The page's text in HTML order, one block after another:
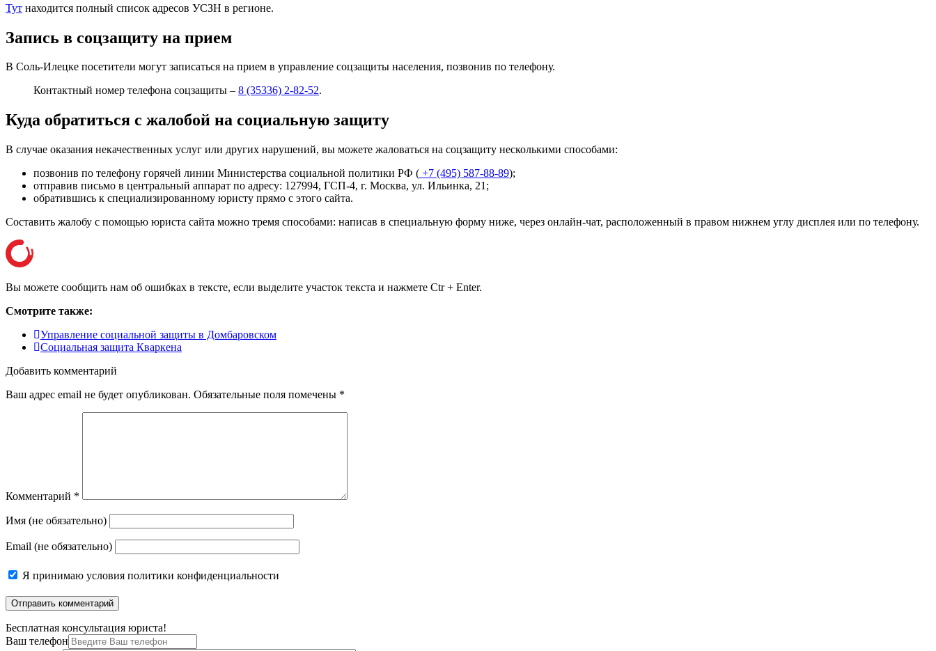
Тут находится полный список адресов УСЗН в регионе.
Запись в соцзащиту на прием
В Соль-Илецке посетители могут записаться на прием в управление соцзащиты населения, позвонив по телефону.
Контактный номер телефона соцзащиты – 8 (35336) 2-82-52.
Куда обратиться с жалобой на социальную защиту
В случае оказания некачественных услуг или других нарушений, вы можете жаловаться на соцзащиту несколькими способами:
позвонив по телефону горячей линии Министерства социальной политики РФ ( +7 (495) 587-88-89);
отправив письмо в центральный аппарат по адресу: 127994, ГСП-4, г. Москва, ул. Ильинка, 21 ;
обратившись к специализированному юристу прямо с этого сайта.
Составить жалобу с помощью юриста сайта можно тремя способами: написав в специальную форму ниже, через онлайн-чат, расположенный в правом нижнем углу дисплея или по телефону.
Вы можете сообщить нам об ошибках в тексте, если выделите участок текста и нажмете Ctr + Enter.
Смотрите также:
Управление социальной защиты в Домбаровском
Социальная защита Кваркена
Добавить комментарий
Ваш адрес email не будет опубликован. Обязательные поля помечены *
Комментарий *
Имя (не обязательно)
Email (не обязательно)
Я принимаю условия политики конфиденциальности
Бесплатная консультация юриста!
Ваш телефон